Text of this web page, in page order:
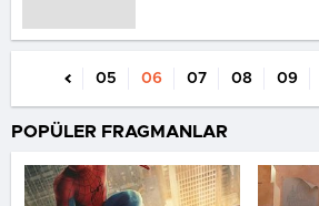
05 06 07 08 09
POPÜLER FRAGMANLAR